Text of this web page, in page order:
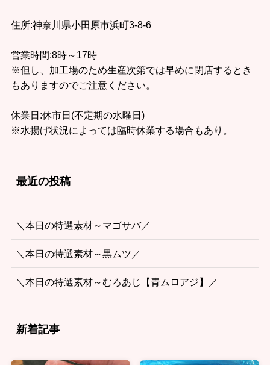
住所:神奈川県小田原市浜町3-8-6
営業時間:8時～17時
※但し、加工場のため生産次第では早めに閉店するとき
もありますのでご注意ください。
休業日:休市日(不定期の水曜日)
※水揚げ状況によっては臨時休業する場合もあり。
最近の投稿
＼本日の特選素材～マゴサバ／
＼本日の特選素材～黒ムツ／
＼本日の特選素材～むろあじ【青ムロアジ】／
新着記事